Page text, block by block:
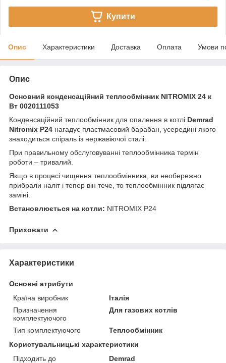
Купити
Опис Характеристики Доставка Оплата Умови
Опис
Основний конденсаційний теплообмінник NITROMIX 24 к
Вт 0020111053
Конденсаційний теплообмінник для опалення в котлі Demrad
Nitromix P24 нагадує пластмасовий барабан, усередині якого
знаходиться спіраль із нержавіючої сталі.
При правильному обслуговуванні теплообмінника термін
роботи – тривалий.
Якщо в процесі чищення теплообмінника, ви необережно
прибрали наліт і тепер він тече, то теплообмінник підлягає
заміні.
Встановлюється на котли: NITROMIX P24
Приховати
Характеристики
Основні атрибути
Країна виробник
Італія
Призначення
комплектуючого
Для газових котлів
Тип комплектуючого
Теплообмінник
Користувальницькі характеристики
Підходить до
Demrad